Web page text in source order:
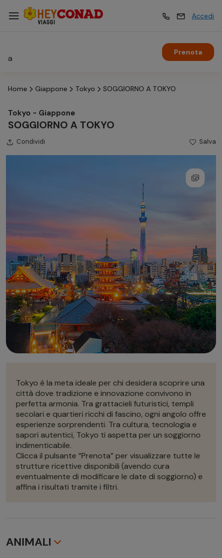
Esperienze
Hotel
Autonoleggio
Parcheggio
Accedi
Esperienze
Hotel
Autonoleggio
Parcheggio
a
Prenota
Home Giappone Tokyo SOGGIORNO A TOKYO
Tokyo - Giappone
SOGGIORNO A TOKYO
Condividi Salva
Tokyo è la meta ideale per chi desidera scoprire una
città dove tradizione e innovazione convivono in
perfetta armonia. Tra grattacieli futuristici, templi
secolari e quartieri ricchi di fascino, ogni angolo offre
esperienze sorprendenti. Tra cultura, tecnologia e
sapori autentici, Tokyo ti aspetta per un soggiorno
indimenticabile.
Clicca il pulsante “Prenota” per visualizzare tutte le
strutture ricettive disponibili (avendo cura
eventualmente di modificare le date di soggiorno) e
affina i risultati tramite i filtri.
ANIMALI